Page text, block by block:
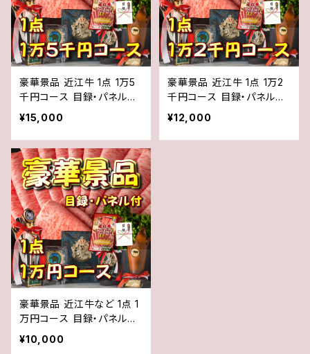
豪華景品 近江牛 1点 1万5
千円コース 目録・パネル付
き ゴルフコンペ 二次会 イ
ベント
¥15,000
豪華景品 近江牛 1点 1万2
千円コース 目録・パネル付
き ゴルフコンペ 二次会 イ
ベント
¥12,000
豪華景品 近江牛など 1点 1
万円コース 目録・パネル付
き ゴルフコンペ 二次会 イ
ベント
¥10,000